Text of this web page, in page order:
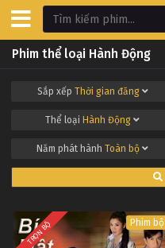
Phim thể loại Hành Động
Sắp xếp Thời gian đăng
Thể loại Hành Động
Năm phát hành Toàn bộ
TRỌN BỘ Phim bộ